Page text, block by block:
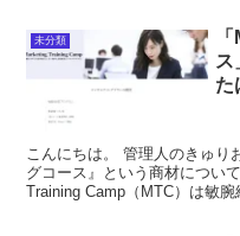
未分類
ス
た
こんにちは。 管理人のきゅり
グコース』という商材につい
Training Camp（MTC）は敏